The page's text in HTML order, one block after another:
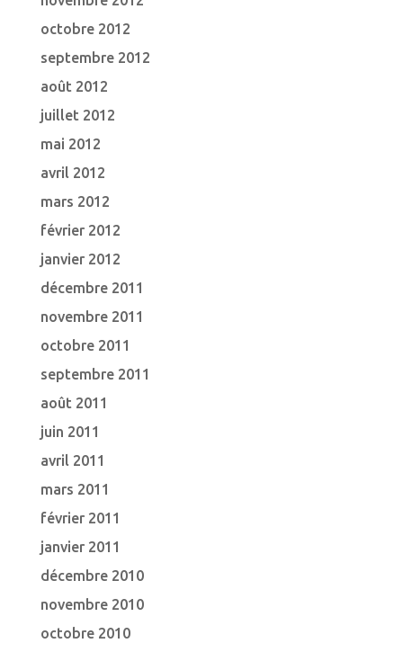
octobre 2012
septembre 2012
août 2012
juillet 2012
mai 2012
avril 2012
mars 2012
février 2012
janvier 2012
décembre 2011
novembre 2011
octobre 2011
septembre 2011
août 2011
juin 2011
avril 2011
mars 2011
février 2011
janvier 2011
décembre 2010
novembre 2010
octobre 2010